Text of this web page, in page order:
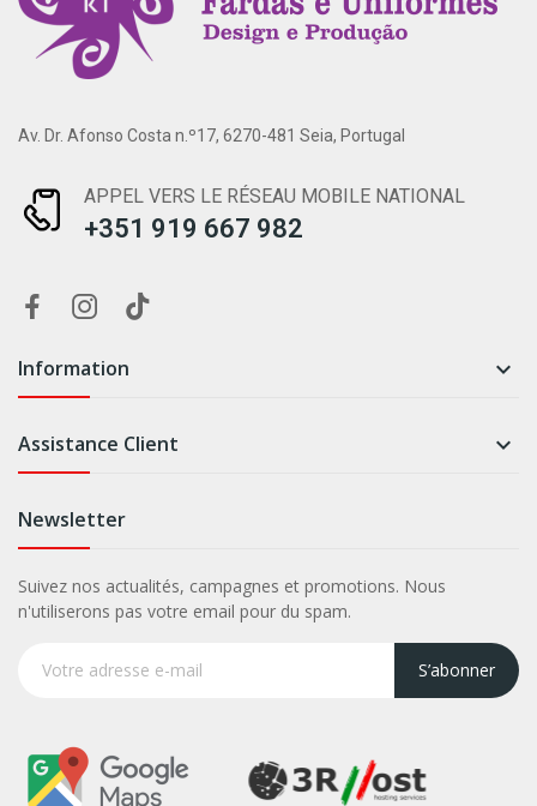
Av. Dr. Afonso Costa n.º17, 6270-481 Seia, Portugal
APPEL VERS LE RÉSEAU MOBILE NATIONAL
+351 919 667 982
Information 
Assistance Client 
Newsletter
Suivez nos actualités, campagnes et promotions. Nous
n'utiliserons pas votre email pour du spam.
S’abonner